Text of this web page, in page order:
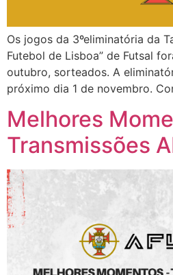
Os jogos da 3ºeliminatória da
Futebol de Lisboa” de Futsal
outubro, sorteados. A
próximo dia 1 de novembro.
Melhores
Transmissões